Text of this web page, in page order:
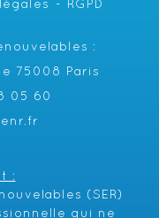
RGPD
:
75008 Paris
05 60
:
(SER)
qui ne